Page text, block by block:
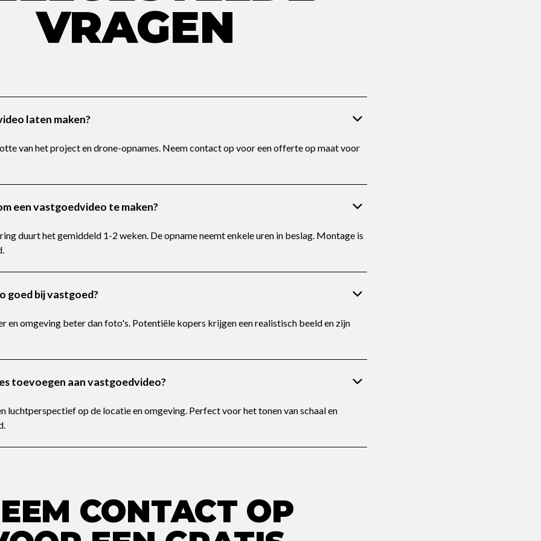
VRAGEN
laten maken?
van het project en drone-opnames. Neem contact op voor een offerte op maat voor
een vastgoedvideo te maken?
duurt het gemiddeld 1-2 weken. De opname neemt enkele uren in beslag. Montage is
goed bij vastgoed?
en omgeving beter dan foto's. Potentiële kopers krijgen een realistisch beeld en zijn
toevoegen aan vastgoedvideo?
luchtperspectief op de locatie en omgeving. Perfect voor het tonen van schaal en
CONTACT OP